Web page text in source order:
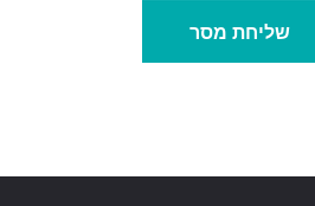
שליחת מסר